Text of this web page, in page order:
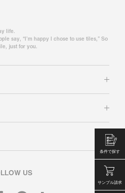
条件で探す
サンプル請求
life.
say, “I’m happy I chose to use tiles,” So
just for you.
US